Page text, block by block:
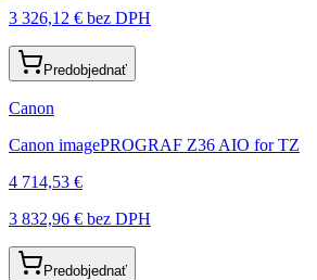
3 326,12 € bez DPH
Predobjednať
Canon
Canon imagePROGRAF Z36 AIO for TZ
4 714,53 €
3 832,96 € bez DPH
Predobjednať